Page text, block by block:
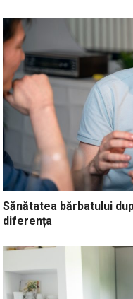
Sănătatea bărbatului
diferența